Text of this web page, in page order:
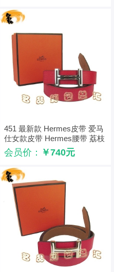
451 最新款 Hermes皮带 爱马
仕女款皮带 Hermes腰带 荔枝
纹红配浅啡 银配黑扣3cm
会员价： ￥740元